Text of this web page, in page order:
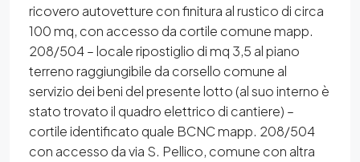
ricovero autovetture con finitura al rustico di circa
100 mq, con accesso da cortile comune mapp.
208/504 – locale ripostiglio di mq 3,5 al piano
terreno raggiungibile da corsello comune al
servizio dei beni del presente lotto (al suo interno è
stato trovato il quadro elettrico di cantiere) –
cortile identificato quale BCNC mapp. 208/504
con accesso da via S. Pellico, comune con altra